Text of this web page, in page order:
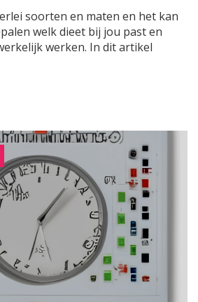
soorten en maten en het kan
welk dieet bij jou past en
werken. In dit artikel